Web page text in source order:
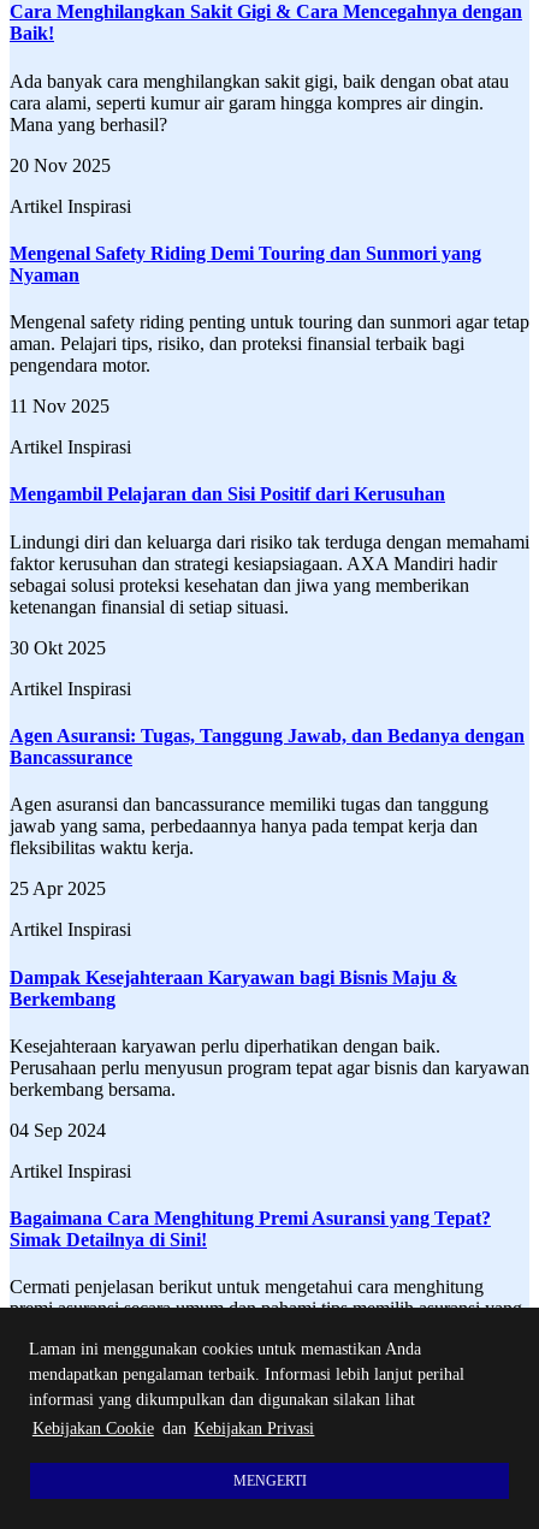
Laman ini menggunakan cookies untuk memastikan Anda
mendapatkan pengalaman terbaik. Informasi lebih lanjut perihal
informasi yang dikumpulkan dan digunakan silakan lihat
Kebijakan Cookie dan Kebijakan Privasi
MENGERTI
Cara Menghilangkan Sakit Gigi & Cara Mencegahnya dengan
Baik!
Ada banyak cara menghilangkan sakit gigi, baik dengan obat atau
cara alami, seperti kumur air garam hingga kompres air dingin.
Mana yang berhasil?
20 Nov 2025
Artikel Inspirasi
Mengenal Safety Riding Demi Touring dan Sunmori yang
Nyaman
Mengenal safety riding penting untuk touring dan sunmori agar tetap
aman. Pelajari tips, risiko, dan proteksi finansial terbaik bagi
pengendara motor.
11 Nov 2025
Artikel Inspirasi
Mengambil Pelajaran dan Sisi Positif dari Kerusuhan
Lindungi diri dan keluarga dari risiko tak terduga dengan memahami
faktor kerusuhan dan strategi kesiapsiagaan. AXA Mandiri hadir
sebagai solusi proteksi kesehatan dan jiwa yang memberikan
ketenangan finansial di setiap situasi.
30 Okt 2025
Artikel Inspirasi
Agen Asuransi: Tugas, Tanggung Jawab, dan Bedanya dengan
Bancassurance
Agen asuransi dan bancassurance memiliki tugas dan tanggung
jawab yang sama, perbedaannya hanya pada tempat kerja dan
fleksibilitas waktu kerja.
25 Apr 2025
Artikel Inspirasi
Dampak Kesejahteraan Karyawan bagi Bisnis Maju &
Berkembang
Kesejahteraan karyawan perlu diperhatikan dengan baik.
Perusahaan perlu menyusun program tepat agar bisnis dan karyawan
berkembang bersama.
04 Sep 2024
Artikel Inspirasi
Bagaimana Cara Menghitung Premi Asuransi yang Tepat?
Simak Detailnya di Sini!
Cermati penjelasan berikut untuk mengetahui cara menghitung
premi asuransi secara umum dan pahami tips memilih asuransi yang
12 Okt 2023
NAV and Laporan Widget
Laporan Kinerja Fund Bulanan